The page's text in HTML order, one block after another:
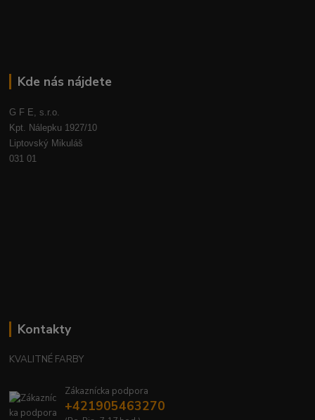
Kde nás nájdete
G F E, s.r.o.
Kpt. Nálepku 1927/10
Liptovský Mikuláš
031 01
Kontakty
KVALITNÉ FARBY
Zákaznícka podpora
+421905463270